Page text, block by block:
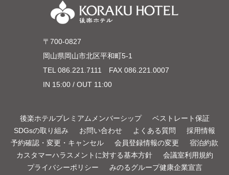
〒700-0827
岡山県岡山市北区平和町5-1
TEL 086.221.7111
FAX 086.221.0007
IN 15:00 / OUT 11:00
後楽ホテルプレミアムメンバーシップ
ベストレート保証
SDGsの取り組み
お問い合わせ よくある質問
採用情報
予約確認・変更・キャンセル
会員登録情報の変更
宿泊約款
カスタマーハラスメントに対する基本方針
会議室利用規約
プライバシーポリシー
みのるグループ健康企業宣言